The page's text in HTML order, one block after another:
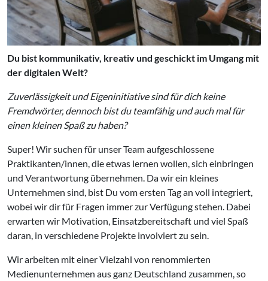
Du bist kommunikativ, kreativ und geschickt im Umgang mit
der digitalen Welt?
Zuverlässigkeit und Eigeninitiative sind für dich keine
Fremdwörter, dennoch bist du teamfähig und auch mal für
einen kleinen Spaß zu haben?
Super! Wir suchen für unser Team aufgeschlossene
Praktikanten/innen, die etwas lernen wollen, sich einbringen
und Verantwortung übernehmen. Da wir ein kleines
Unternehmen sind, bist Du vom ersten Tag an voll integriert,
wobei wir dir für Fragen immer zur Verfügung stehen. Dabei
erwarten wir Motivation, Einsatzbereitschaft und viel Spaß
daran, in verschiedene Projekte involviert zu sein.
Wir arbeiten mit einer Vielzahl von renommierten
Medienunternehmen aus ganz Deutschland zusammen, so